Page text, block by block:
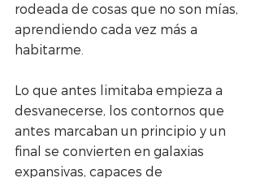
rodeada de cosas que no son mías,
aprendiendo cada vez más a
habitarme.
Lo que antes limitaba empieza a
desvanecerse, los contornos que
antes marcaban un principio y un
final se convierten en galaxias
expansivas, capaces de